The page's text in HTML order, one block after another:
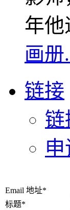
年他
画册
链接
链
Email 地址*
标题*